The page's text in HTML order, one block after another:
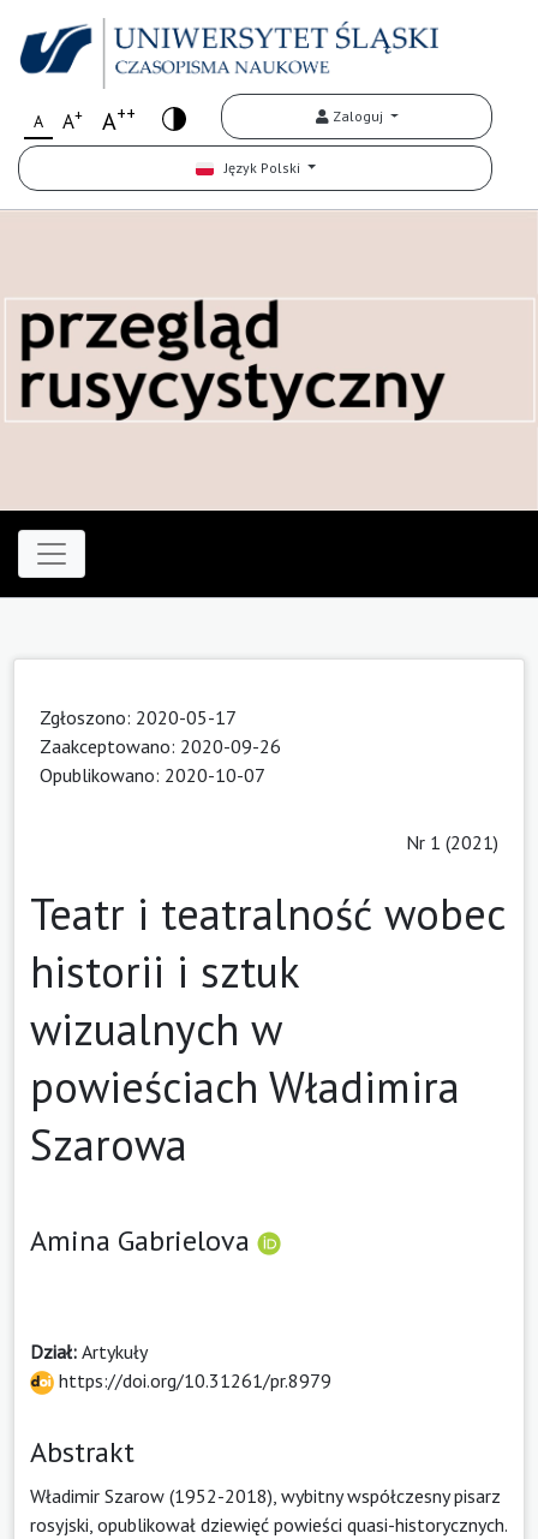
A A+ A++ Zaloguj
Język Polski
Zgłoszono: 2020-05-17
Zaakceptowano: 2020-09-26
Opublikowano: 2020-10-07
Nr 1 (2021)
Teatr i teatralność wobec
historii i sztuk
wizualnych w
powieściach Władimira
Szarowa
Amina Gabrielova
Dział: Artykuły
https://doi.org/10.31261/pr.8979
Abstrakt
Władimir Szarow (1952-2018), wybitny współczesny pisarz
rosyjski, opublikował dziewięć powieści quasi-historycznych.